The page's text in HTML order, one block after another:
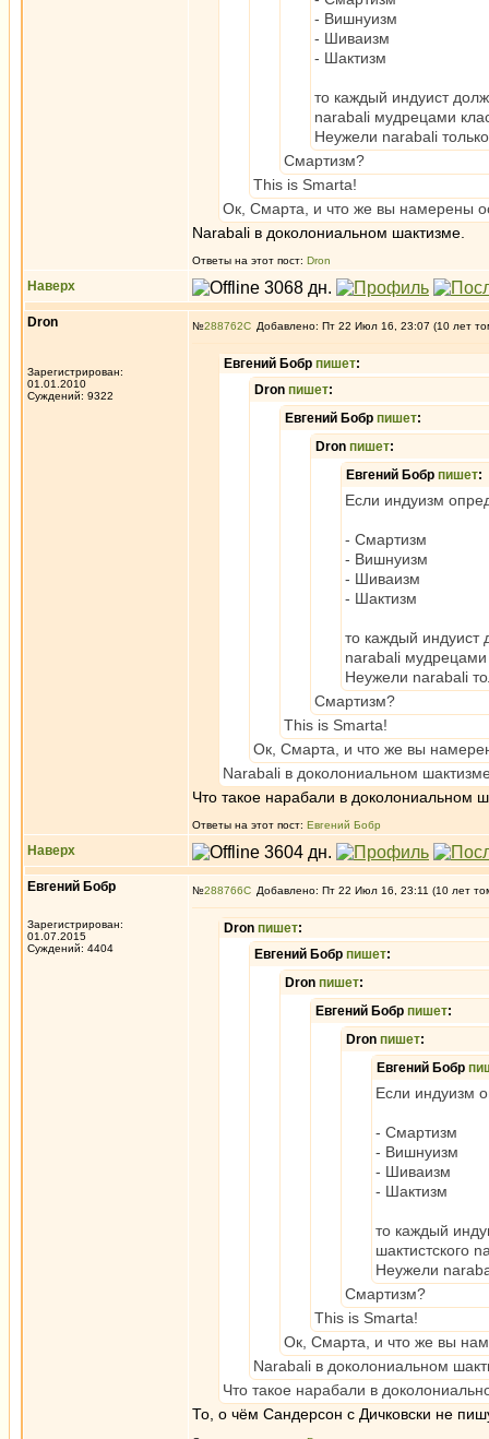
- Вишнуизм
- Шиваизм
- Шактизм
то каждый индуист
narabali мудрецами
Неужели narabali
Смартизм?
This is Smarta!
Ок, Смарта, и что же вы намерены
Narabali в доколониальном шактизме.
Ответы на этот пост: Dron
Наверх
Dron
Зарегистрирован:
01.01.2010
Суждений: 9322
№288762 Добавлено: Пт 22 Июл 16, 23:07 (10 лет
Евгений Бобр пишет:
Dron пишет:
Евгений Бобр пишет:
Dron пишет:
Евгений Бобр пишет:
Если индуизм
- Смартизм
- Вишнуизм
- Шиваизм
- Шактизм
то каждый индуист
narabali мудрецами
Неужели narabali
Смартизм?
This is Smarta!
Ок, Смарта, и что же вы
Narabali в доколониальном
Что такое нарабали в доколониальном
Ответы на этот пост: Евгений Бобр
Наверх
Евгений Бобр
Зарегистрирован:
01.07.2015
Суждений: 4404
№288766 Добавлено: Пт 22 Июл 16, 23:11 (10 лет
Dron пишет:
Евгений Бобр пишет:
Dron пишет:
Евгений Бобр пишет:
Dron пишет:
Евгений Бобр
Если индуизм
- Смартизм
- Вишнуизм
- Шиваизм
- Шактизм
то каждый
шактистского
Неужели
Смартизм?
This is Smarta!
Ок, Смарта, и что же вы
Narabali в доколониальном
Что такое нарабали в
То, о чём Сандерсон с Дичковски не